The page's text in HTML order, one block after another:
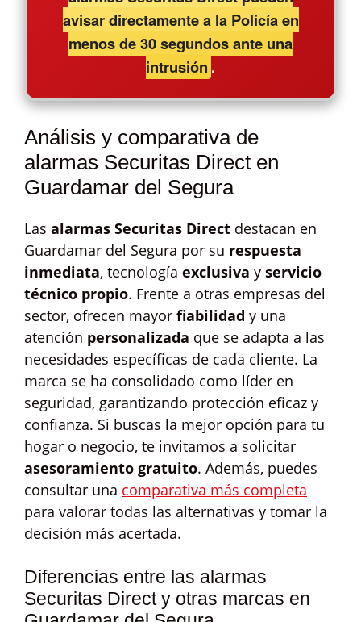
avisar directamente a la Policía en
menos de 30 segundos ante una
intrusión .
Análisis y comparativa de
alarmas Securitas Direct en
Guardamar del Segura
Las alarmas Securitas Direct destacan en
Guardamar del Segura por su respuesta
inmediata, tecnología exclusiva y servicio
técnico propio. Frente a otras empresas del
sector, ofrecen mayor fiabilidad y una
atención personalizada que se adapta a las
necesidades específicas de cada cliente. La
marca se ha consolidado como líder en
seguridad, garantizando protección eficaz y
confianza. Si buscas la mejor opción para tu
hogar o negocio, te invitamos a solicitar
asesoramiento gratuito. Además, puedes
consultar una comparativa más completa
para valorar todas las alternativas y tomar la
decisión más acertada.
Diferencias entre las alarmas
Securitas Direct y otras marcas en